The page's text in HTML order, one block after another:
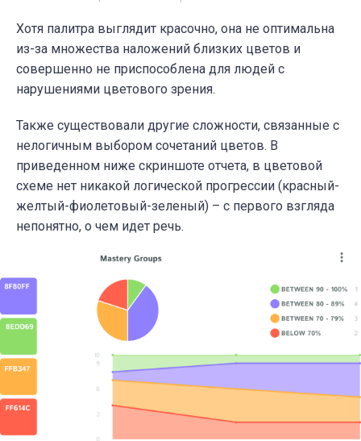
Хотя палитра выглядит красочно, она не оптимальна
из-за множества наложений близких цветов и
совершенно не приспособлена для людей с
нарушениями цветового зрения.
Также существовали другие сложности, связанные с
нелогичным выбором сочетаний цветов. В
приведенном ниже скриншоте отчета, в цветовой
схеме нет никакой логической прогрессии (красный-
желтый-фиолетовый-зеленый) – с первого взгляда
непонятно, о чем идет речь.